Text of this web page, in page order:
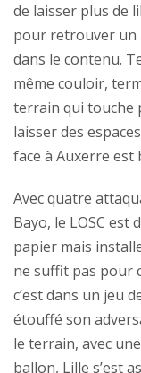
de laisser plus de
pour retrouver un
dans le contenu.
même couloir,
terrain qui touche
laisser des
face à Auxerre est
Avec quatre
Bayo, le LOSC
papier mais
ne suffit pas pour
c’est dans un jeu
étouffé son
le terrain, avec
ballon, Lille s’est